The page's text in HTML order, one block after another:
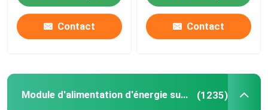
Contrôle de qualité
Contact Contact
Module d'alimentation d'énergie superflu (1235)